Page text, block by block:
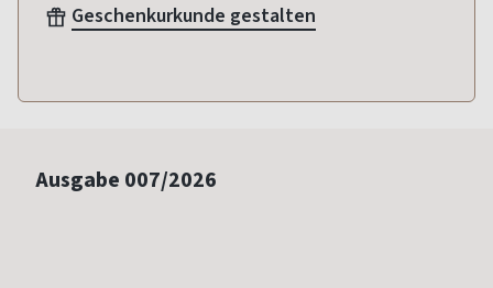
Geschenkurkunde gestalten
Ausgabe 007/2026